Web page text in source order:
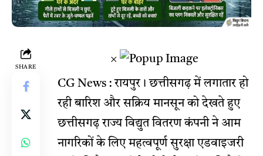
SHARE
×
CG News : रायपुर। छत्तीसगढ़ में लगातार हो
रही बारिश और सक्रिय मानसून को देखते हुए
छत्तीसगढ़ राज्य विद्युत वितरण कंपनी ने आम
नागरिकों के लिए महत्वपूर्ण सुरक्षा एडवाइजरी